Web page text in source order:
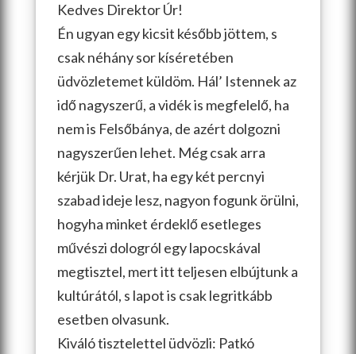
Kedves Direktor Úr!
Én ugyan egy kicsit később jöttem, s
csak néhány sor kíséretében
üdvözletemet küldöm. Hál’ Istennek az
idő nagyszerű, a vidék is megfelelő, ha
nem is Felsőbánya, de azért dolgozni
nagyszerűen lehet. Még csak arra
kérjük Dr. Urat, ha egy két percnyi
szabad ideje lesz, nagyon fogunk örülni,
hogyha minket érdeklő esetleges
művészi dologról egy lapocskával
megtisztel, mert itt teljesen elbújtunk a
kultúrától, s lapot is csak legritkább
esetben olvasunk.
Kiváló tisztelettel üdvözli: Patkó